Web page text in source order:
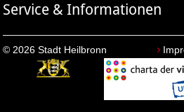
Service & Informationen
© 2026 Stadt Heilbronn